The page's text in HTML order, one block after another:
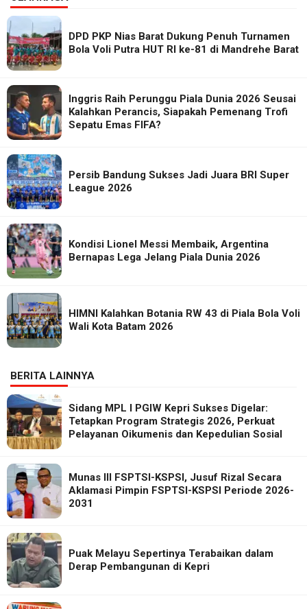
DPD PKP Nias Barat Dukung Penuh Turnamen
Bola Voli Putra HUT RI ke-81 di Mandrehe Barat
Inggris Raih Perunggu Piala Dunia 2026 Seusai
Kalahkan Perancis, Siapakah Pemenang Trofi
Sepatu Emas FIFA?
Persib Bandung Sukses Jadi Juara BRI Super
League 2026
Kondisi Lionel Messi Membaik, Argentina
Bernapas Lega Jelang Piala Dunia 2026
HIMNI Kalahkan Botania RW 43 di Piala Bola Voli
Wali Kota Batam 2026
BERITA LAINNYA
Sidang MPL I PGIW Kepri Sukses Digelar:
Tetapkan Program Strategis 2026, Perkuat
Pelayanan Oikumenis dan Kepedulian Sosial
Munas III FSPTSI-KSPSI, Jusuf Rizal Secara
Aklamasi Pimpin FSPTSI-KSPSI Periode 2026-
2031
Puak Melayu Sepertinya Terabaikan dalam
Derap Pembangunan di Kepri